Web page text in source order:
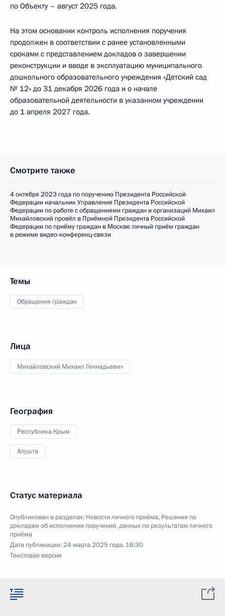
по Объекту – август 2025 года.
На этом основании контроль исполнения поручения
продолжен в соответствии с ранее установленными
сроками с представлением докладов о завершении
реконструкции и вводе в эксплуатацию муниципального
дошкольного образовательного учреждения «Детский сад
№ 12» до 31 декабря 2026 года и о начале
образовательной деятельности в указанном учреждении
до 1 апреля 2027 года.
Смотрите также
4 октября 2023 года по поручению Президента Российской
Федерации начальник Управления Президента Российской
Федерации по работе с обращениями граждан и организаций Михаил
Михайловский провёл в Приёмной Президента Российской
Федерации по приёму граждан в Москве личный приём граждан
в режиме видео-конференц-связи
Темы
Обращения граждан
Лица
Михайловский Михаил Геннадьевич
География
Республика Крым
Алушта
Статус материала
Опубликован в разделах: Новости личного приёма, Решения по
докладам об исполнении поручений, данных по результатам личного
приёма
Дата публикации:24 марта 2025 года, 16:30
Текстовая версия